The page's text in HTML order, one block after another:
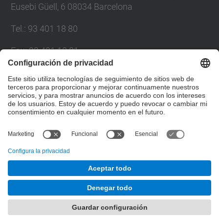
Eusebi Güell, 6 08034 Barcelona
Tel. : 93 401 18 80
Fax:93 401 18 81
Directorio UPC
Formulario de contacto
Gabinete de Planificación, Evaluación y Calidad
Desarrollado con